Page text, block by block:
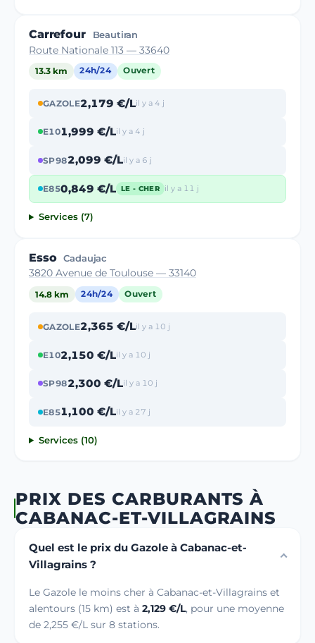
Carrefour Beautiran
Route Nationale 113 — 33640
13.3 km 24h/24 Ouvert
GAZOLE2,179 €/Lil y a 4 j
E101,999 €/Lil y a 4 j
SP982,099 €/Lil y a 6 j
E850,849 €/L LE - CHER il y a 11 j
Services (7)
Esso Cadaujac
3820 Avenue de Toulouse — 33140
14.8 km 24h/24 Ouvert
GAZOLE2,365 €/Lil y a 10 j
E102,150 €/Lil y a 10 j
SP982,300 €/Lil y a 10 j
E851,100 €/Lil y a 27 j
Services (10)
PRIX DES CARBURANTS À
CABANAC-ET-VILLAGRAINS
Quel est le prix du Gazole à Cabanac-et-
Villagrains ?
Le Gazole le moins cher à Cabanac-et-Villagrains et
alentours (15 km) est à 2,129 €/L, pour une moyenne
de 2,255 €/L sur 8 stations.